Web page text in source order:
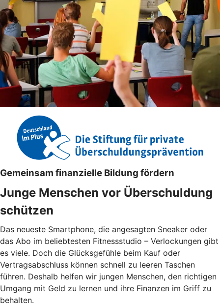
Gemeinsam finanzielle Bildung fördern
Junge Menschen vor Überschuldung
schützen
Das neueste Smartphone, die angesagten Sneaker oder
das Abo im beliebtesten Fitnessstudio – Verlockungen gibt
es viele. Doch die Glücksgefühle beim Kauf oder
Vertragsabschluss können schnell zu leeren Taschen
führen. Deshalb helfen wir jungen Menschen, den richtigen
Umgang mit Geld zu lernen und ihre Finanzen im Griff zu
behalten.